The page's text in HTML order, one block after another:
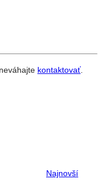
kontaktovať.
Najnovší